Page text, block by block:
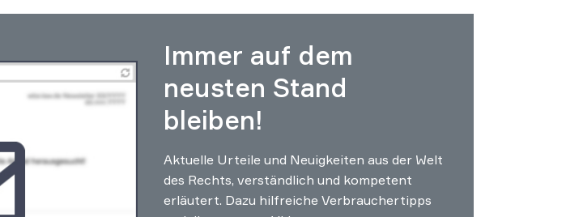
Immer auf dem
neusten Stand
bleiben!
Aktuelle Urteile und Neuigkeiten aus der Welt
des Rechts, verständlich und kompetent
erläutert. Dazu hilfreiche Verbrauchertipps